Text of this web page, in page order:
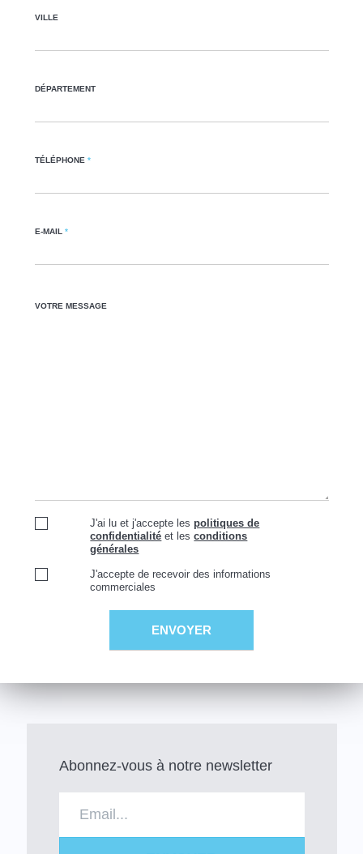
VILLE
DÉPARTEMENT
TÉLÉPHONE *
E-MAIL *
VOTRE MESSAGE
J'ai lu et j'accepte lespolitiques de
confidentialité et lesconditions
générales
J'accepte de recevoir des informations
commerciales
Abonnez-vous à notre newsletter